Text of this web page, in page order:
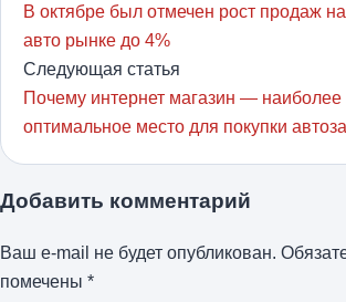
В октябре был отмечен рост продаж
авто рынке до 4%
Следующая статья
Почему интернет магазин — наиболее
оптимальное место для покупки
Добавить комментарий
Ваш e-mail не будет опубликован.
помечены *